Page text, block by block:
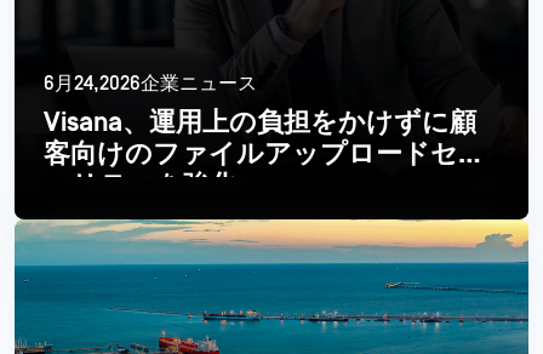
6月24,2026企業ニュース
Visana、運用上の負担をかけずに顧
客向けのファイルアップロードセキ
ュリティを強化
Read More